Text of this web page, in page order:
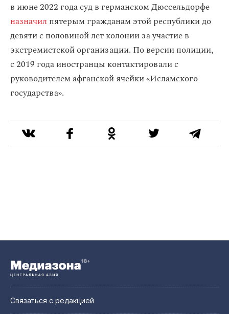
в июне 2022 года суд в германском Дюссельдорфе
назначил пятерым гражданам этой республики до
девяти с половиной лет колонии за участие в
экстремистской организации. По версии полиции,
с 2019 года иностранцы контактировали с
руководителем афганской ячейки «Исламского
государства».
Связаться с редакцией